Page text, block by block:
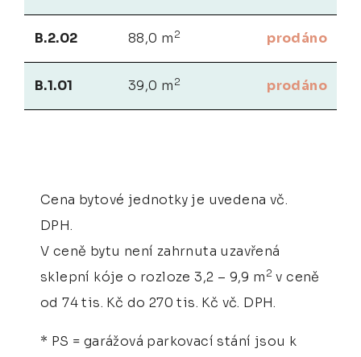
B.2.02 88,0 m 2 prodáno
B.1.01 39,0 m 2 prodáno
Cena bytové jednotky je uvedena vč.
DPH.
V ceně bytu není zahrnuta uzavřená
sklepní kóje o rozloze 3,2 – 9,9 m 2 v ceně
od 74 tis. Kč do 270 tis. Kč vč. DPH.
* PS = garážová parkovací stání jsou k